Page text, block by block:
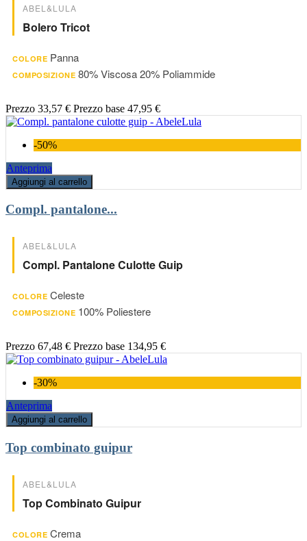
ABEL&LULA
Bolero Tricot
COLORE Panna
COMPOSIZIONE 80% Viscosa 20% Poliammide
Prezzo 33,57 € Prezzo base 47,95 €
-50%
Anteprima
Aggiungi al carrello
Compl. pantalone...
ABEL&LULA
Compl. Pantalone Culotte Guip
COLORE Celeste
COMPOSIZIONE 100% Poliestere
Prezzo 67,48 € Prezzo base 134,95 €
-30%
Anteprima
Aggiungi al carrello
Top combinato guipur
ABEL&LULA
Top Combinato Guipur
COLORE Crema